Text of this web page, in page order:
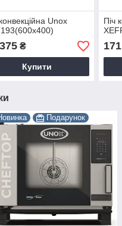
Unox
₴
Купити
Піч
Подарунок